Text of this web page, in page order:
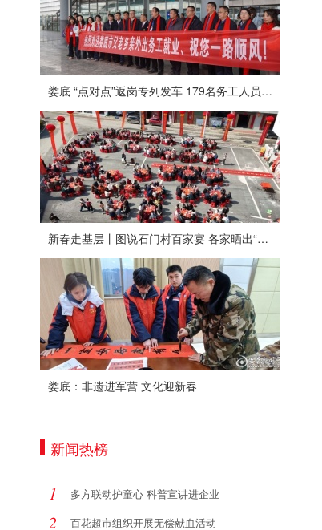
娄底 “点对点”返岗专列发车 179名务工人员免费赴沪
新春走基层丨图说石门村百家宴 各家晒出“拿手菜”
娄底：非遗进军营 文化迎新春
新闻热榜
1 多方联动护童心 科普宣讲进企业
2 百花超市组织开展无偿献血活动